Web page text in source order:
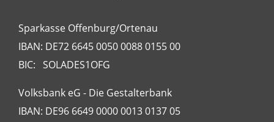
Sparkasse Offenburg/Ortenau
IBAN: DE72 6645 0050 0088 0155 00
BIC: SOLADES1OFG
Volksbank eG - Die Gestalterbank
IBAN: DE96 6649 0000 0013 0137 05